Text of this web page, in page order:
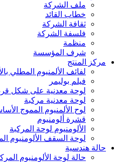
ملف الشركة
خطاب القائد
ثقافة الشركة
فلسفة الشركة
منظمة
شرف المؤسسة
مركز المنتج
لفائف الألمنيوم المطلي
فيلم بوليمر
لوحة معدنية على شكل
لوحة معدنية مركبة
لوح الألمنيوم المموج
قشرة ألومنيوم
الألومنيوم لوحة المركبة
لوحة السقف الألومنيوم
حالة هندسية
حالة لوحة الألومنيوم